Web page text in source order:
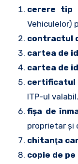
cerere tip
Vehiculelor)
contractul
cartea de
cartea de
certificatul
ITP-ul valabil.
fişa de
proprietar şi
chitanţa
copie de